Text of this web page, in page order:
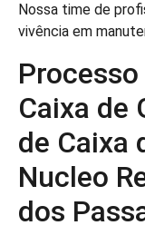
Nossa time de
vivência em
Caixa de
de Caixa
Nucleo
dos